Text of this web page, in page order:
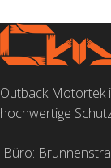
Outback Motortek
hochwertige
Büro: